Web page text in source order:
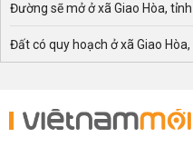
Đường sẽ mở ở xã Giao Hòa,
Đất có quy hoạch ở xã Giao